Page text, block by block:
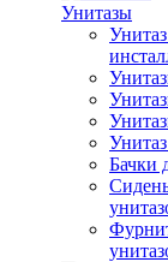
Унитазы
Бачки